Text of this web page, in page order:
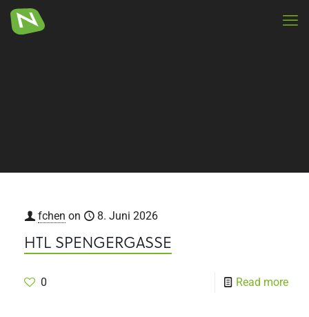
fchen on 8. Juni 2026
HTL SPENGERGASSE
0 Read more